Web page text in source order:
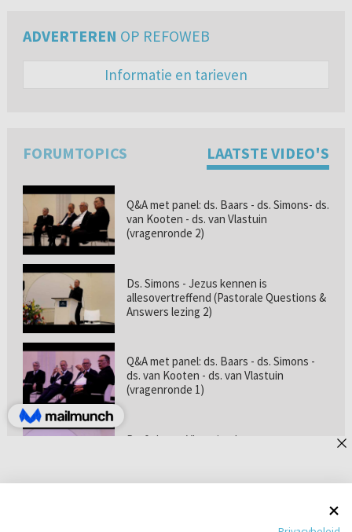
ADVERTEREN OP REFOWEB
Informatie en tarieven
FORUMTOPICS LAATSTE VIDEO'S
Q&A met panel: ds. Baars - ds. Simons- ds.
van Kooten - ds. van Vlastuin
(vragenronde 2)
Ds. Simons - Jezus kennen is
allesovertreffend (Pastorale Questions &
Answers lezing 2)
Q&A met panel: ds. Baars - ds. Simons -
ds. van Kooten - ds. van Vlastuin
(vragenronde 1)
Prof. dr. van Vlastuin - Is